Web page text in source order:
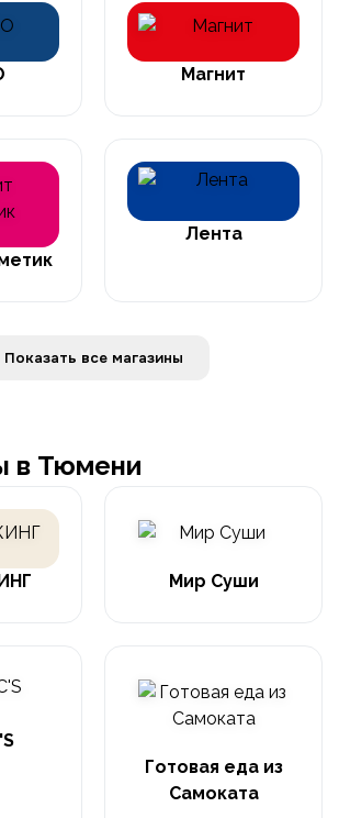
Магнит
Лента
Показать все магазины
в Тюмени
Мир Суши
Готовая еда из
Самоката